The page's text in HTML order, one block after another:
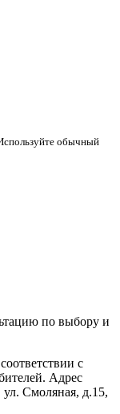
обычный
по выбору и
с
Адрес
ул. Смоляная, д.15,